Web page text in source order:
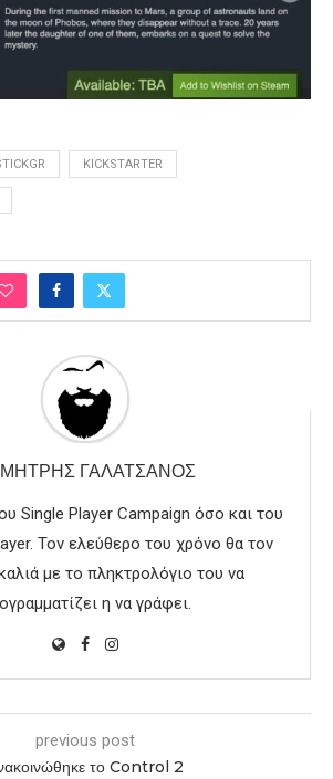
KICKSTARTER
ΓΑΛΑΤΣΆΝΟΣ
Single Player Campaign όσο και του
Τον ελεύθερο του χρόνο θα τον
με το πληκτρολόγιο του να
η να γράφει.
previous post
το Control 2